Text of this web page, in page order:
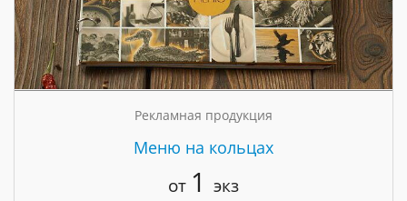
Рекламная продукция
Меню на кольцах
от 1 экз